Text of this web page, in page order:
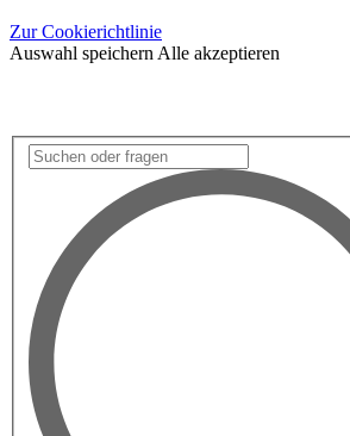
Zur Cookierichtlinie
Auswahl speichern Alle akzeptieren